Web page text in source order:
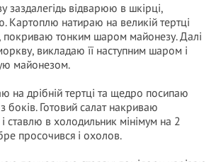
заздалегідь відварюю в шкірці,
натираю на великій тертці
покриваю тонким шаром майонезу. Далі
викладаю її наступним шаром і
майонезом.
на дрібній тертці та щедро посипаю
боків. Готовий салат накриваю
ставлю в холодильник мінімум на 2
просочився і охолов.